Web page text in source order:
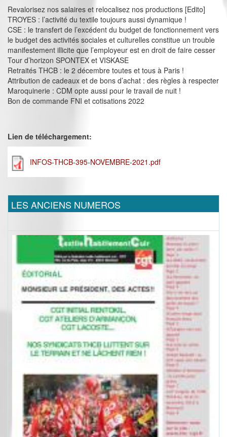
Revalorisez nos salaires et relocalisez nos productions [Edito]
TROYES : l’activité du textile toujours aussi dynamique !
CSE : le transfert de l’excédent du budget de fonctionnement vers
le budget des activités sociales et culturelles constitue un trouble
manifestement illicite que l’employeur est en droit de faire cesser
Tour d’horizon SPONTEX et VISKASE
Retraités THCB : le 2 décembre toutes et tous à Paris !
Attribution de cadeaux et de bons d’achat : des règles à respecter
Maroquinerie : CDM opte aussi pour le travail de nuit !
Bon de commande FNI et cotisations 2022
Lien de téléchargement:
INFOS-THCB-395-NOVEMBRE-2021.pdf
LES ANCIENS NUMEROS